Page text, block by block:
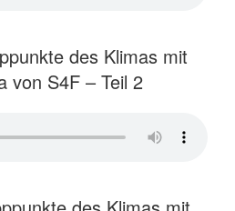
des Klimas mit
von S4F – Teil 2